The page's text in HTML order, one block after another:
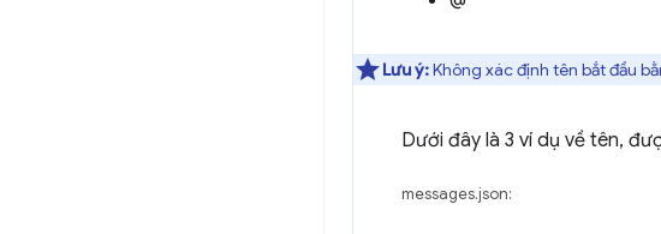
Lưu ý:Không xác định tên bắt đầu
Dưới đây là 3 ví dụ về tên,
messages.json: